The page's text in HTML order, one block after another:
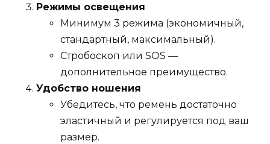
Режимы освещения
Минимум 3 режима (экономичный,
стандартный, максимальный).
Стробоскоп или SOS —
дополнительное преимущество.
Удобство ношения
Убедитесь, что ремень достаточно
эластичный и регулируется под ваш
размер.